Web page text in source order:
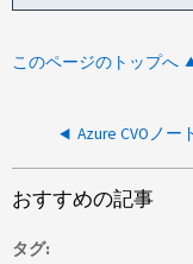
このページのトップへ
おすすめの記事
タグ